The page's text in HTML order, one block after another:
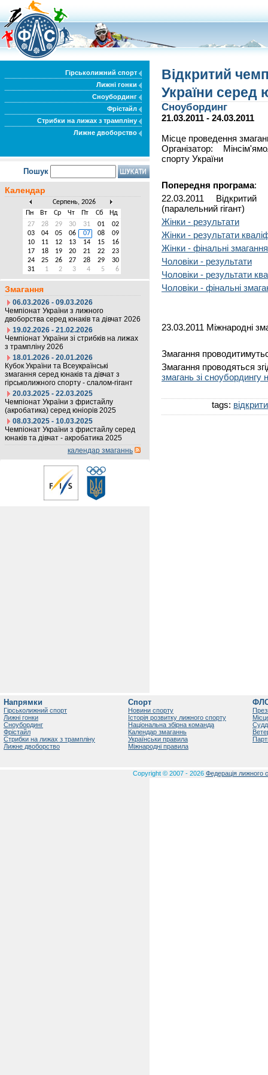
Гірськолижний спорт
Лижні гонки
Сноубординг
Фрістайл
Стрибки на лижах з трампліну
Лижне двоборство
Пошук
Календар
Серпень, 2026
Пн
Вт Ср Чт Пт Сб
Нд
27
28 29 30 31 01
02
03
04 05 06 07 08
09
10
11 12 13 14 15
16
17
18 19 20 21 22
23
24
25 26 27 28 29
30
31
1 2 3 4 5 6
Змагання
06.03.2026 - 09.03.2026
Чемпіонат України з лижного
двоборства серед юнаків та дівчат 2026
19.02.2026 - 21.02.2026
Чемпіонат України зі стрибків на лижах
з трампліну 2026
18.01.2026 - 20.01.2026
Кубок України та Всеукраїнські
змагання серед юнаків та дівчат з
гірськолижного спорту - слалом-гігант
20.03.2025 - 22.03.2025
Чемпіонат України з фристайлу
(акробатика) серед юніорів 2025
08.03.2025 - 10.03.2025
Чемпіонат України з фристайлу серед
юнаків та дівчат - акробатика 2025
календар змаганнь
Відкритий
України серед
Сноубординг
21.03.2011 - 24.03.2011
Місце проведення
Організатор:
спорту України
Попередня програма:
22.03.2011
(паралельний гігант)
Жінки - результати
Жінки - результати
Жінки - фінальні змагання
Чоловіки - результати
Чоловіки - результати
Чоловіки - фінальні
23.03.2011 Міжнародні
Змагання
Змагання проводяться
змагань зі сноубордингу
tags:
Напрямки
Гірськолижний спорт
Лижні гонки
Сноубординг
Фрістайл
Стрибки на лижах з трампліну
Лижне двоборство
Спорт
Новини спорту
Історія розвитку лижного спорту
Національна збірна команда
Календар змаганнь
Українськи правила
Міжнародні правила
Copyright © 2007 - 2026 Федерація лижного